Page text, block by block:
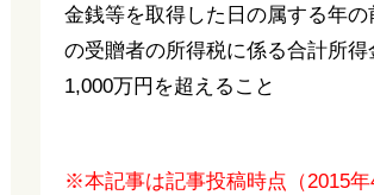
金銭等を取得した日の属する年の
の受贈者の所得税に係る合計所得
1,000万円を超えること
※本記事は記事投稿時点（2015年